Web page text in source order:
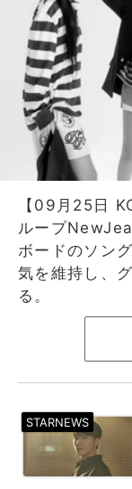
【09月25日
ループ
ボードのソン
気を維持し、
る。